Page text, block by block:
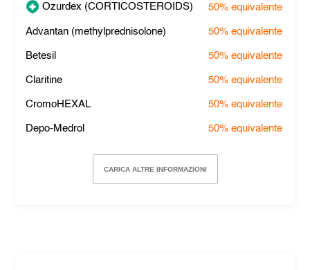
Ozurdex (CORTICOSTEROIDS) 50% equivalente
Advantan (methylprednisolone) 50% equivalente
Betesil 50% equivalente
Claritine 50% equivalente
CromoHEXAL 50% equivalente
Depo-Medrol 50% equivalente
CARICA ALTRE INFORMAZIONI